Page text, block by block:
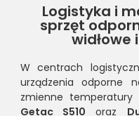
Logistyka i
sprzęt
widłowe
W centrach
urządzenia odporne
zmienne
Getac S510 oraz